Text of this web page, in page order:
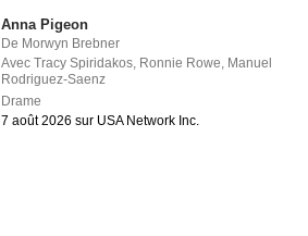
Anna Pigeon
De Morwyn Brebner
AvecTracy Spiridakos, Ronnie Rowe, Manuel
Rodriguez-Saenz
Drame
7 août 2026 sur USA Network Inc.